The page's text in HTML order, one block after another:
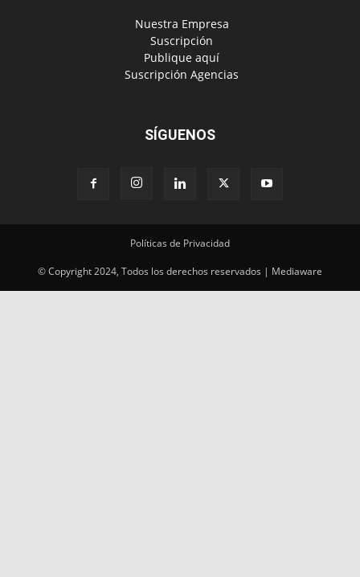
‎ Nuestra Empresa
‎ Suscripción
‎ Publique aquí
‎ Suscripción Agencias
SÍGUENOS
Políticas de Privacidad
© Copyright 2024, Todos los derechos reservados | Mediaware